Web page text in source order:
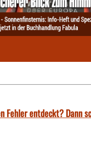
Fehler entdeckt? Dann